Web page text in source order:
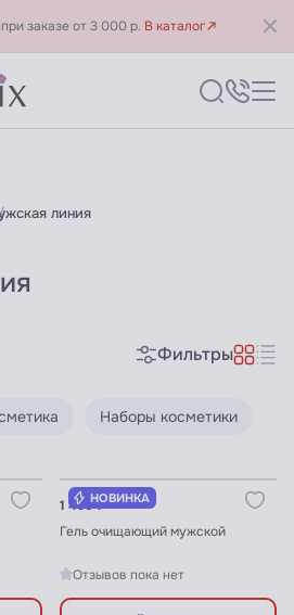
заказе от 3 000 р. В каталог
линия
косметики
Фильтры
Наборы косметики
НОВИНКА
1 490 ₽
Гель очищающий мужской
Отзывов пока нет